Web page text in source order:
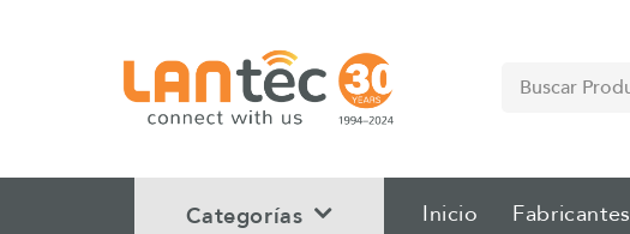
Categorías Inicio Fabricantes